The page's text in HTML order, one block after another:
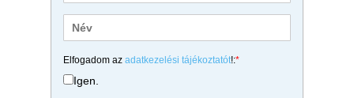
Elfogadom az adatkezelési tájékoztatót!:*
Igen.